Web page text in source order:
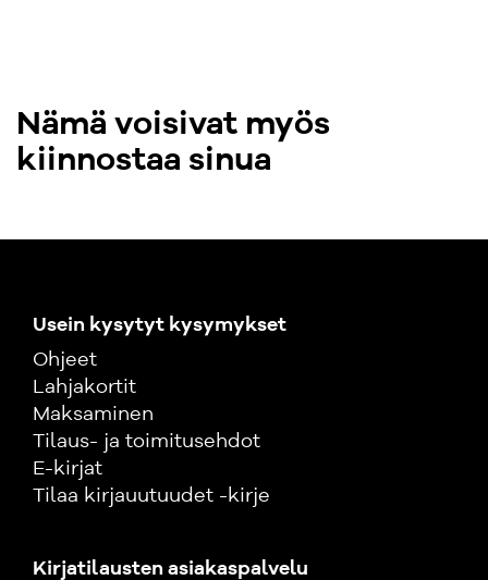
Nämä voisivat myös
kiinnostaa sinua
Usein kysytyt kysymykset
Ohjeet
Lahjakortit
Maksaminen
Tilaus- ja toimitusehdot
E-kirjat
Tilaa kirjauutuudet -kirje
Kirjatilausten asiakaspalvelu